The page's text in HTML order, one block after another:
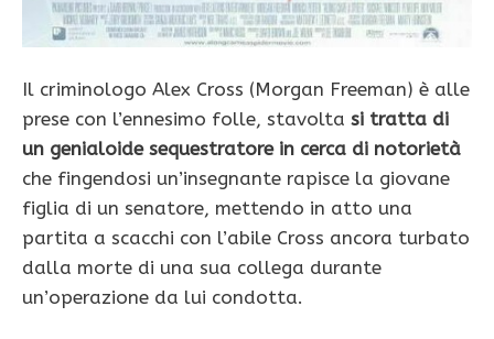
Il criminologo Alex Cross (Morgan Freeman) è alle
prese con l’ennesimo folle, stavolta si tratta di
un genialoide sequestratore in cerca di notorietà
che fingendosi un’insegnante rapisce la giovane
figlia di un senatore, mettendo in atto una
partita a scacchi con l’abile Cross ancora turbato
dalla morte di una sua collega durante
un’operazione da lui condotta.